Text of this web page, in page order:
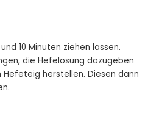
10 Minuten ziehen lassen.
die Hefelösung dazugeben
herstellen. Diesen dann